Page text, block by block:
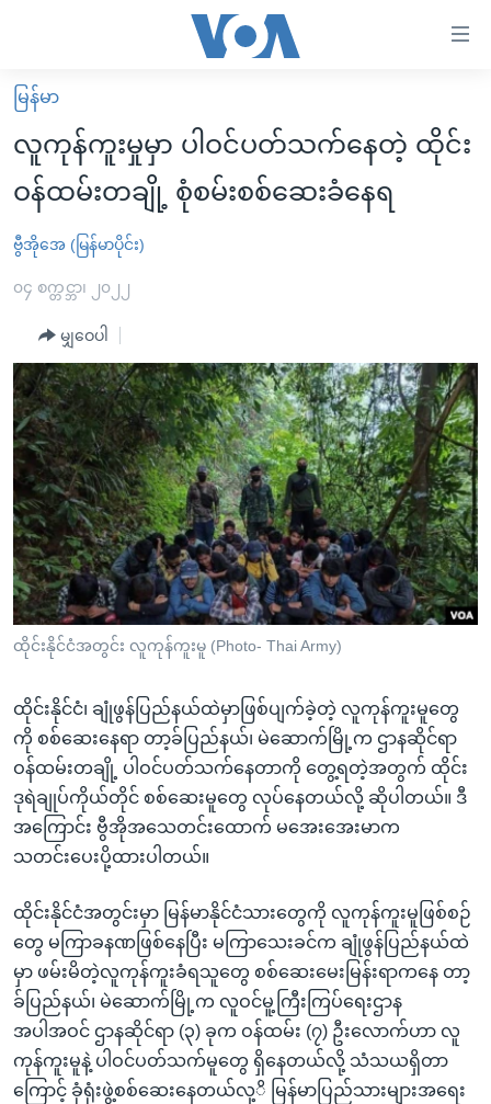
လွယ်ကူ
စေ
သည့်
Link
များ
ပင်မ
ကျော်
ကြည့်
ရန်
ပင်မ
အ
ညွန်း
စာမျက်နှာ
သို့
ကျော်
ကြည့်
ရှာဖွေ
ရန်
နေရာ
သို့
ကျော်
ရန်
မူလစာမျက်နှာ
မြန်မာ
ကမ္ဘာ့သတင်းများ
နိုင်ငံတကာ
အစ္စရေး-ပါလက်စတိုင်း
ဗွီဒီယို
အင်္ဂလိပ်စာလေ့လာမယ်
အမေရိကန်သုံးအီဒီယံ
မကြေးမုံရဲ့ အင်္ဂလိပ်စာ
ရုပ်ရှင်ထဲက အင်္ဂလိပ်စာ
သုတပဒေသာ အင်္ဂလိပ်စာ
အပတ်စဉ်ကဏ္ဍများ
ရေဒီယို
တီဗွီ
ရေဒီယိုနှင့်ရုပ်သံ အချက်အလက်များ
ရေဒီယို/တီဗွီအစီအစဉ်
Learning English
ဗွီအိုအေ လူမှုကွန်ယက်များ
ဘာသာစကားများ
မြန်မာ
လူကုန်ကူးမှုမှာ ပါဝင်ပတ်သက်နေတဲ့ ထိုင်း
ဝန်ထမ်းတချို့ စုံစမ်းစစ်ဆေးခံနေရ
ဗွီအိုအေ (မြန်မာပိုင်း)
၀၄ စက္တင္ဘာ၊ ၂၀၂၂
မျှဝေပါ
ထိုင်းနိုင်ငံအတွင်း လူကုန်ကူးမူ (Photo- Thai Army)
ထိုင်းနိုင်ငံ၊ ချုံဖွန်ပြည်နယ်ထဲမှာဖြစ်ပျက်ခဲ့တဲ့ လူကုန်ကူးမူတွေ
ကို စစ်ဆေးနေရာ တာ့ခ်ပြည်နယ်၊ မဲဆောက်မြို့က ဌာနဆိုင်ရာ
ဝန်ထမ်းတချို့ ပါဝင်ပတ်သက်နေတာကို တွေ့ရတဲ့အတွက် ထိုင်း
ဒုရဲချုပ်ကိုယ်တိုင် စစ်ဆေးမူတွေ လုပ်နေတယ်လို့ ဆိုပါတယ်။ ဒီ
အကြောင်း ဗွီအိုအသေတင်းထောက် မအေးအေးမာက
သတင်းပေးပို့ထားပါတယ်။
ထိုင်းနိုင်ငံအတွင်းမှာ မြန်မာနိုင်ငံသားတွေကို လူကုန်ကူးမူဖြစ်စဉ်
တွေ မကြာခနဏဖြစ်နေပြီး မကြာသေးခင်က ချုံဖွန်ပြည်နယ်ထဲ
မှာ ဖမ်းမိတဲ့လူကုန်ကူးခံရသူတွေ စစ်ဆေးမေးမြန်းရာကနေ တာ့
ခ်ပြည်နယ်၊ မဲဆောက်မြို့က လူဝင်မူ့ကြီးကြပ်ရေးဌာန
အပါအဝင် ဌာနဆိုင်ရာ (၃) ခုက ဝန်ထမ်း (၇) ဦးလောက်ဟာ လူ
ကုန်ကူးမူနဲ့ ပါဝင်ပတ်သက်မူတွေ ရှိနေတယ်လို့ သံသယရှိတာ
ကြောင့် ခုံရုံးဖွဲ့စစ်ဆေးနေတယ်လု့ိ မြန်မာပြည်သားများအရေး